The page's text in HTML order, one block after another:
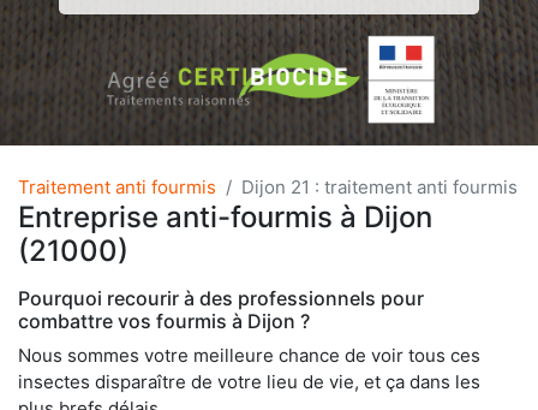
Traitement anti fourmis Dijon 21 : traitement anti fourmis
Entreprise anti-fourmis à Dijon
(21000)
Pourquoi recourir à des professionnels pour
combattre vos fourmis à Dijon ?
Nous sommes votre meilleure chance de voir tous ces
insectes disparaître de votre lieu de vie, et ça dans les